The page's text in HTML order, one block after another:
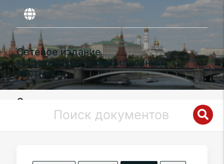
Сетевое издание
«Московский муниципальный
вестник»
Органы местного самоуправления
муниципального округаЧертаново
в городе Москве